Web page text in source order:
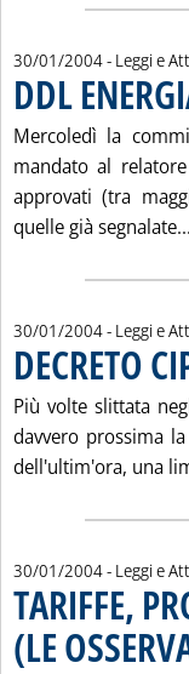
30/01/2004- Leggi e
DDL
. Pubblicata venerdì 30
Mercoledì la
mandato al
approvati (tra
quelle già segnalate...
30/01/2004- Leggi e
DECRETO
Più volte slittata
davvero prossima
dell'ultim'ora, una
30/01/2004- Leggi e
TARIFFE,
(LE